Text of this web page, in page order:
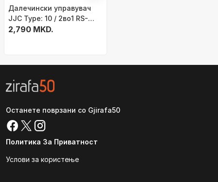
Далечински управувач
JJC Type: 10 / 2во1 RS-
80N3, за Canon
2,790 MKD.
Останете поврзани со Gjirafa50
Политика За Приватност
Услови за користење